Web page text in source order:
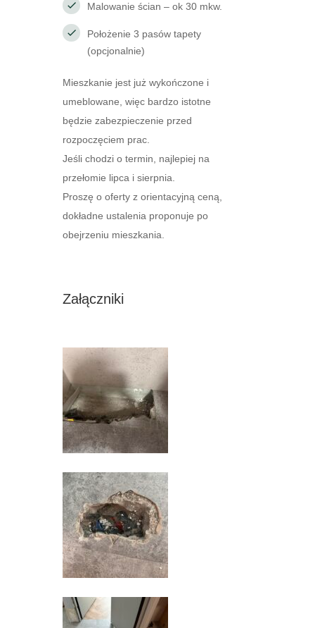
Malowanie ścian – ok 30 mkw.
Położenie 3 pasów tapety
(opcjonalnie)
Mieszkanie jest już wykończone i
umeblowane, więc bardzo istotne
będzie zabezpieczenie przed
rozpoczęciem prac.
Jeśli chodzi o termin, najlepiej na
przełomie lipca i sierpnia.
Proszę o oferty z orientacyjną ceną,
dokładne ustalenia proponuje po
obejrzeniu mieszkania.
Załączniki